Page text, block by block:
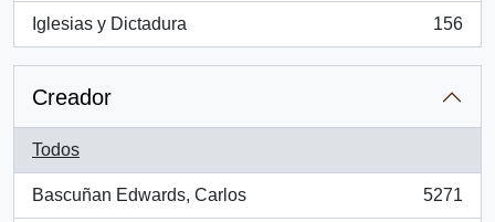
Iglesias y Dictadura
, 156 resultados
156
Creador
Todos
Bascuñan Edwards, Carlos
, 5271 resultados
5271